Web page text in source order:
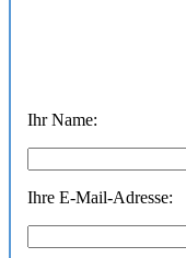
Ihr Name:
Ihre E-Mail-Adresse: